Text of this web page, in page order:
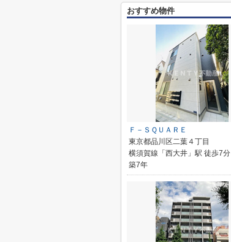
おすすめ物件
Ｆ－ＳＱＵＡＲＥ
東京都品川区二葉４丁目
横須賀線「西大井」駅 徒歩7分
築7年